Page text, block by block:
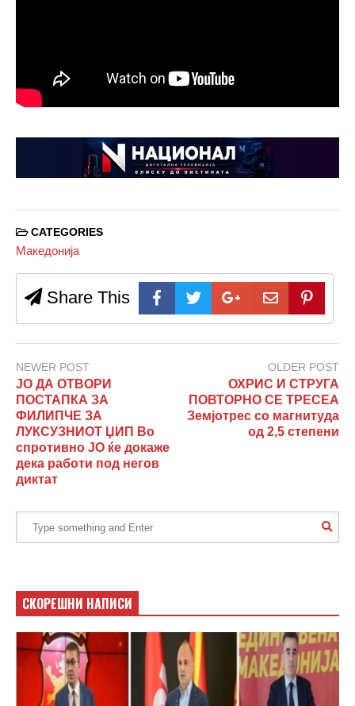
CATEGORIES
Македонија
Share This
NEWER POST
ЈО ДА ОТВОРИ
ПОСТАПКА ЗА
ФИЛИПЧЕ ЗА
ЛУКСУЗНИОТ ЏИП Во
спротивно ЈО ќе докаже
дека работи под негов
диктат
OLDER POST
ОХРИС И СТРУГА
ПОВТОРНО СЕ ТРЕСЕА
Земјотрес со магнитуда
од 2,5 степени
СКОРЕШНИ НАПИСИ